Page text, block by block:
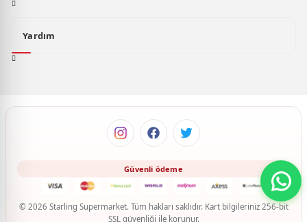
Yardım
© 2026 Starling Supermarket. Tüm hakları saklıdır. Kart bilgileriniz 256-bit
SSL güvenliği ile korunur.